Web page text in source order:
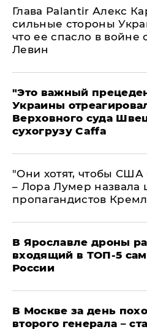
Глава Palantir Алекс
сильные стороны
что ее спасло в войне
Левин
"Это важный
Украины
Верховного суда
сухогрузу Caffa
"Они хотят, чтобы
– Лора Лумер назвала
пропагандистов
В Ярославле дроны
входящий в ТОП-5
России
В Москве за день
второго генерала –